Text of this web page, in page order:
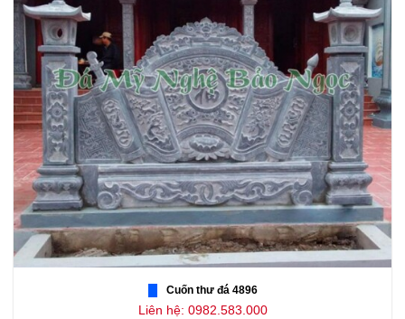
Cuốn thư đá 4896
Liên hệ: 0982.583.000